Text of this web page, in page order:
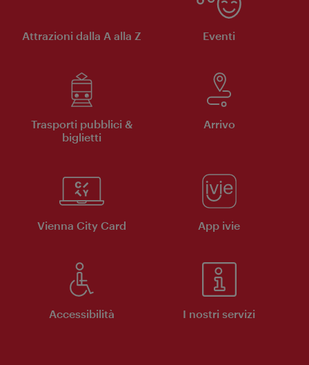
Attrazioni dalla A alla Z Eventi
Trasporti pubblici &
biglietti
Arrivo
Vienna City Card App ivie
Accessibilità I nostri servizi